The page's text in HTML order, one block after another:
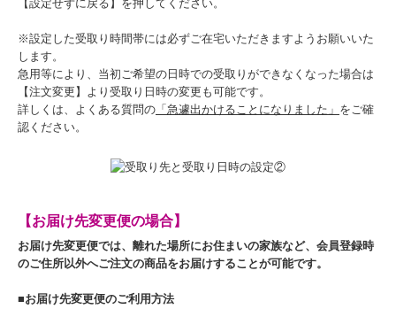
【設定せずに戻る】を押してください。
※設定した受取り時間帯には必ずご在宅いただきますようお願いいた
します。
急用等により、当初ご希望の日時での受取りができなくなった場合は
【注文変更】より受取り日時の変更も可能です。
詳しくは、よくある質問の 「急遽出かけることになりました」 をご確
認ください。
【お届け先変更便の場合】
お届け先変更便では、離れた場所にお住まいの家族など、会員登録時
のご住所以外へご注文の商品をお届けすることが可能です。
■お届け先変更便のご利用方法